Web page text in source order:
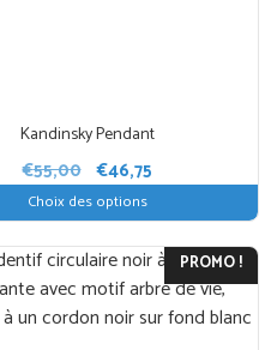
Kandinsky Pendant
€55,00 Le
prix
initial
était :
€55,00.
€46,75Le
actuel
est :
€46,75.
Choix des options
PROMO !